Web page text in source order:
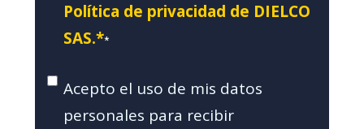
Política de privacidad de DIELCO
SAS.**
Acepto el uso de mis datos
personales para recibir